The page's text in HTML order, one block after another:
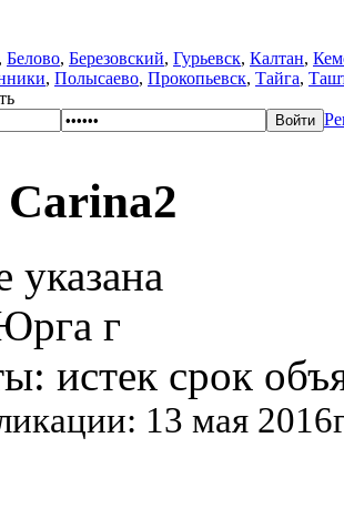
, Белово, Березовский, Гурьевск, Калтан,
, Полысаево, Прокопьевск, Тайга,
указана
г
истек срок
13 мая